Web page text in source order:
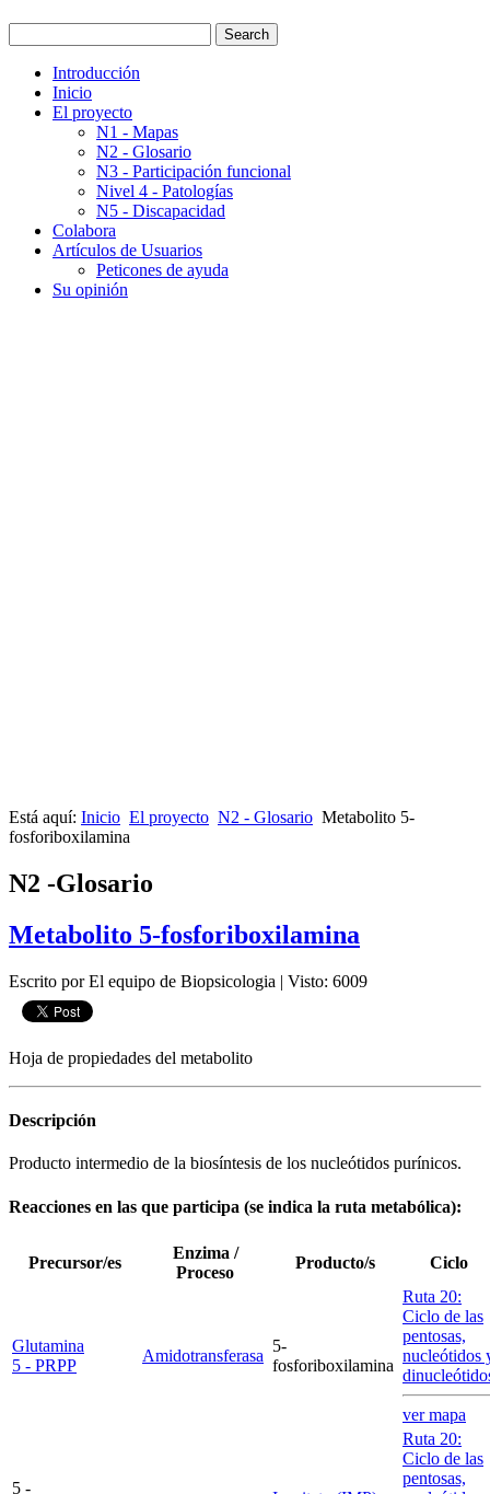
Introducción
Inicio
El proyecto
N1 - Mapas
N2 - Glosario
N3 - Participación funcional
Nivel 4 - Patologías
N5 - Discapacidad
Colabora
Artículos de Usuarios
Peticones de ayuda
Su opinión
Está aquí: Inicio El proyecto N2 - Glosario Metabolito 5-
fosforiboxilamina
N2 -Glosario
Metabolito 5-fosforiboxilamina
Escrito por El equipo de Biopsicologia | Visto: 6009
Hoja de propiedades del metabolito
Descripción
Producto intermedio de la biosíntesis de los nucleótidos purínicos.
Reacciones en las que participa (se indica la ruta metabólica):
Precursor/es
Enzima /
Proceso
Producto/s Ciclo
Glutamina
5 - PRPP
Amidotransferasa
5-
fosforiboxilamina
Ruta 20:
Ciclo de las
pentosas,
nucleótidos
ver mapa
5 -
Ruta 20:
Ciclo de las
pentosas,